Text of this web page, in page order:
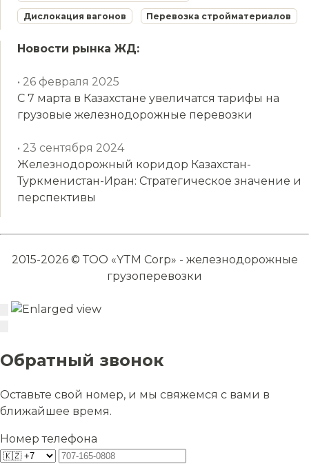
Дислокация вагонов Перевозка стройматериалов
Новости рынка ЖД:
• 26 февраля 2025
С 7 марта в Казахстане увеличатся тарифы на
грузовые железнодорожные перевозки
• 23 сентября 2024
Железнодорожный коридор Казахстан-
Туркменистан-Иран: Стратегическое значение и
перспективы
2015-2026 © ТОО «YTM Corp» - железнодорожные
грузоперевозки
Обратный звонок
Оставьте свой номер, и мы свяжемся с вами в
ближайшее время.
Номер телефона